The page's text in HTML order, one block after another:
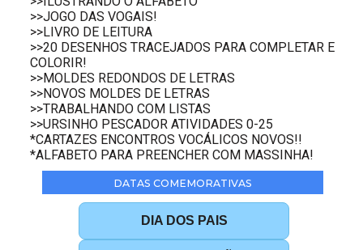
>>JOGO DAS VOGAIS!
>>LIVRO DE LEITURA
>>20 DESENHOS TRACEJADOS PARA COMPLETAR E
COLORIR!
>>MOLDES REDONDOS DE LETRAS
>>NOVOS MOLDES DE LETRAS
>>TRABALHANDO COM LISTAS
>>URSINHO PESCADOR ATIVIDADES 0-25
*CARTAZES ENCONTROS VOCÁLICOS NOVOS!!
*ALFABETO PARA PREENCHER COM MASSINHA!
DATAS COMEMORATIVAS
DIA DOS PAIS